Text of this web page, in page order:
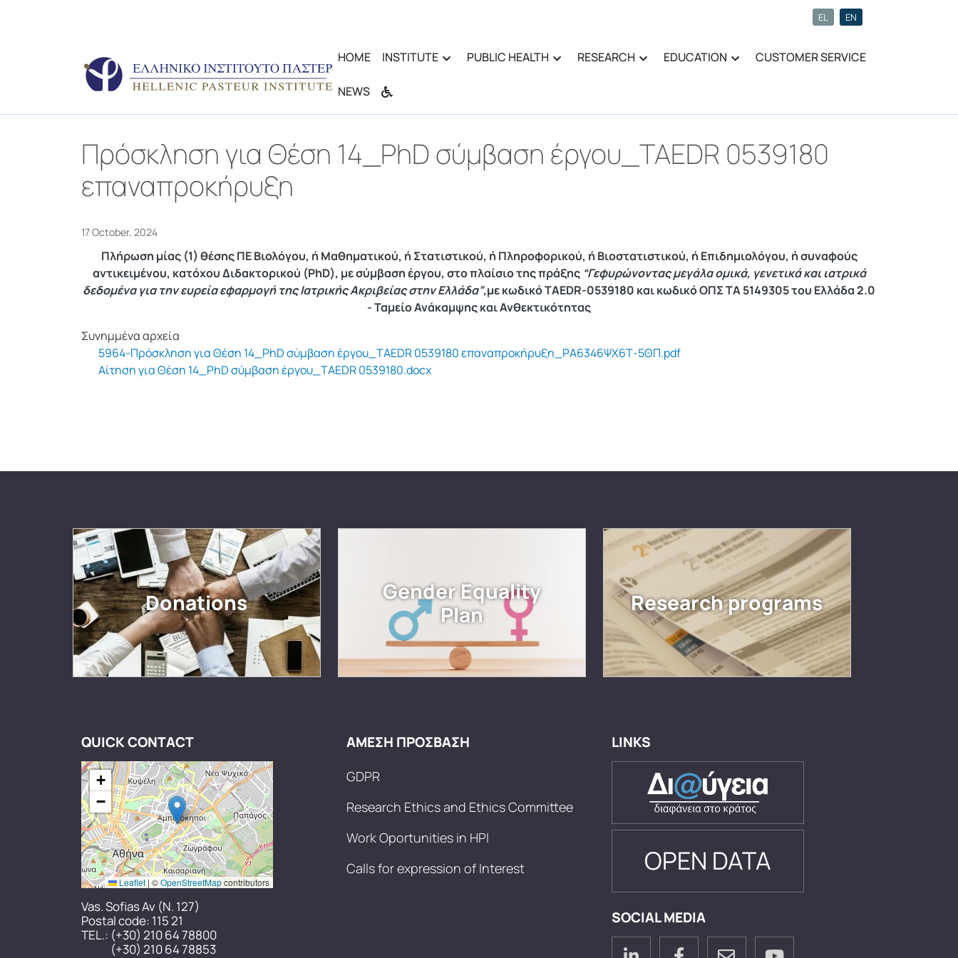
EL EN
HOME INSTITUTE PUBLIC HEALTH RESEARCH EDUCATION CUSTOMER SERVICE
NEWS
Πρόσκληση για Θέση 14_PhD σύμβαση έργου_TAEDR 0539180
επαναπροκήρυξη
17 October, 2024
Πλήρωση μίας (1) θέσης ΠΕ Βιολόγου, ή Μαθηματικού, ή Στατιστικού, ή Πληροφορικού, ή Βιοστατιστικού, ή Επιδημιολόγου, ή συναφούς
αντικειμένου, κατόχου Διδακτορικού (PhD), με σύμβαση έργου, στο πλαίσιο της πράξης “Γεφυρώνοντας μεγάλα ομικά, γενετικά και ιατρικά
δεδομένα για την ευρεία εφαρμογή της Ιατρικής Ακριβείας στην Ελλάδα”,με κωδικό TAEDR-0539180 και κωδικό ΟΠΣ ΤΑ 5149305 του Ελλάδα 2.0
- Ταμείο Ανάκαμψης και Ανθεκτικότητας
Συνημμένα αρχεία
5964-Πρόσκληση για Θέση 14_PhD σύμβαση έργου_TAEDR 0539180 επαναπροκήρυξη_ΡΑ6346ΨΧ6Τ-5ΘΠ.pdf
Αίτηση για Θέση 14_PhD σύμβαση έργου_TAEDR 0539180.docx
Donations
Gender Equality
Plan
Research programs
QUICK CONTACT
+
−
Leaflet | ©OpenStreetMapcontributors
Vas. Sofias Av (N. 127)
Postal code: 115 21
TEL.: (+30) 210 64 78800
(+30) 210 64 78853
ΑΜΕΣΗ ΠΡΟΣΒΑΣΗ
GDPR
Research Ethics and Ethics Committee
Work Oportunities in HPI
Calls for expression of Interest
LINKS
OPEN DATA
SOCIAL MEDIA